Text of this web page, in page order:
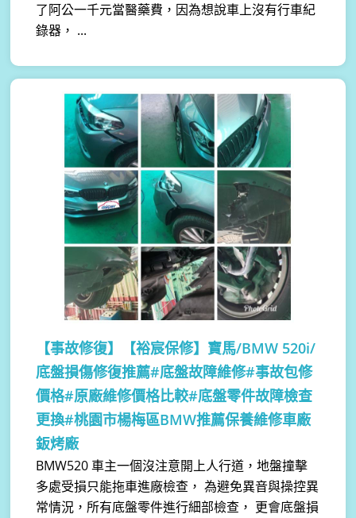
了阿公一千元當醫藥費，因為想說車上沒有行車紀
錄器， ...
【事故修復】
【裕宸保修】寶馬/BMW 520i/
底盤損傷修復推薦#底盤故障維修#事故包修
價格#原廠維修價格比較#底盤零件故障檢查
更換#桃園市楊梅區BMW推薦保養維修車廠
鈑烤廠
BMW520 車主一個沒注意開上人行道，地盤撞擊
多處受損只能拖車進廠檢查， 為避免異音與操控異
常情況，所有底盤零件進行細部檢查， 更會底盤損